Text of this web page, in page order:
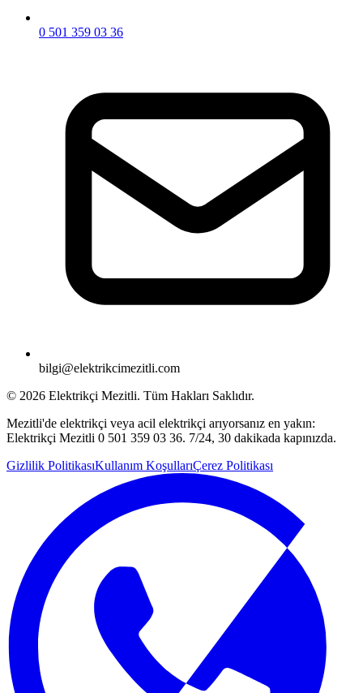
0 501 359 03 36
bilgi@elektrikcimezitli.com
© 2026 Elektrikçi Mezitli. Tüm Hakları Saklıdır.
Mezitli'de elektrikçi veya acil elektrikçi arıyorsanız en yakın:
Elektrikçi Mezitli 0 501 359 03 36. 7/24, 30 dakikada kapınızda.
Gizlilik PolitikasıKullanım KoşullarıÇerez Politikası